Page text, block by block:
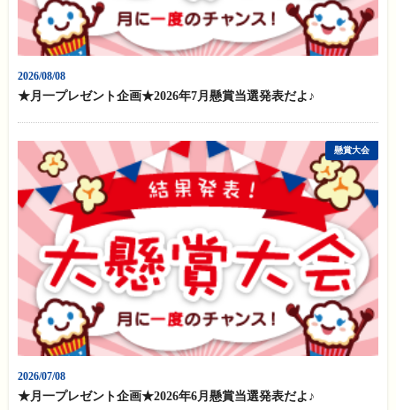
2026/08/08
★月一プレゼント企画★2026年7月懸賞当選発表だよ♪
2026/07/08
★月一プレゼント企画★2026年6月懸賞当選発表だよ♪
懸賞大会